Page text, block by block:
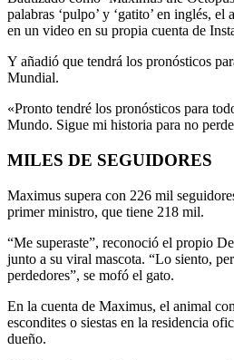
palabras ‘pulpo’ y ‘gatito’ en inglés,
en un video en su propia cuenta de
Y añadió que tendrá los pronósticos
Mundial.
«Pronto tendré los pronósticos para
Mundo. Sigue mi historia para no
MILES DE SEGUIDORES
Maximus supera con 226 mil
primer ministro, que tiene 218 mil.
“Me superaste”, reconoció el propio
junto a su viral mascota. “Lo siento,
perdedores”, se mofó el gato.
En la cuenta de Maximus, el animal
escondites o siestas en la residencia
dueño.